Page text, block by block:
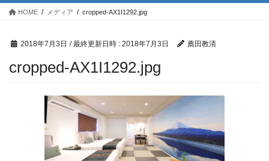
ス
ン
HOME メディア cropped-AX1I1292.jpg
2018年7月3日 / 最終更新日時 : 2018年7月3日 薦田教清
cropped-AX1I1292.jpg